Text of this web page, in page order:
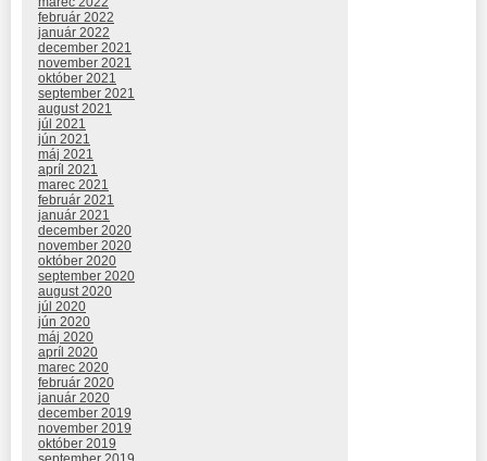
február 2022
január 2022
december 2021
november 2021
október 2021
september 2021
august 2021
júl 2021
jún 2021
máj 2021
apríl 2021
marec 2021
február 2021
január 2021
december 2020
november 2020
október 2020
september 2020
august 2020
júl 2020
jún 2020
máj 2020
apríl 2020
marec 2020
február 2020
január 2020
december 2019
november 2019
október 2019